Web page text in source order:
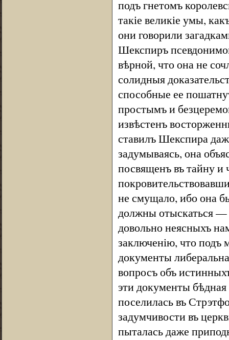
подъ гнетомъ
такіе великіе умы,
они говорили
Шекспиръ
вѣрной, что она не
солидныя
способные ее
простымъ и
извѣстенъ
ставилъ Шекспира
задумываясь, она
посвященъ въ тайну и
не смущало, ибо она
должны отыскаться —
довольно неясныхъ
заключенію, что
документы
вопросъ объ
эти документы
поселилась въ
задумчивости въ
пыталась даже